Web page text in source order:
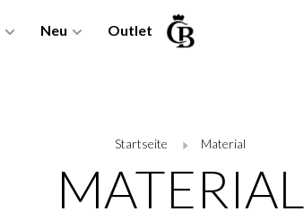
Neu Outlet
Startseite Material
MATERIAL